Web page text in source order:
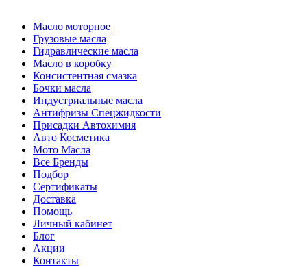
Масло моторное
Грузовые масла
Гидравлические масла
Масло в коробку
Консистентная смазка
Бочки масла
Индустриальные масла
Антифризы Спецжидкости
Присадки Автохимия
Авто Косметика
Мото Масла
Все Бренды
Подбор
Сертификаты
Доставка
Помощь
Личный кабинет
Блог
Акции
Контакты